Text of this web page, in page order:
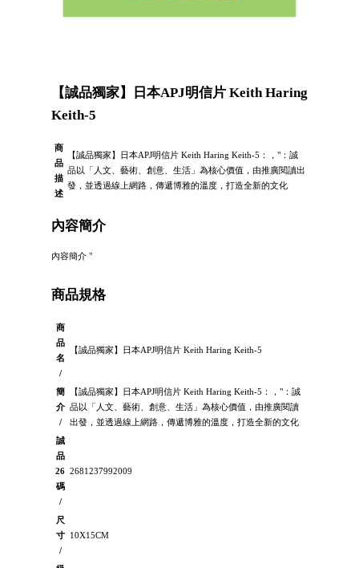
【誠品獨家】日本APJ明信片 Keith Haring
Keith-5
商
品
描
述
【誠品獨家】日本APJ明信片 Keith Haring Keith-5：，"：誠
品以「人文、藝術、創意、生活」為核心價值，由推廣閱讀出
發，並透過線上網路，傳遞博雅的溫度，打造全新的文化
內容簡介
內容簡介 "
商品規格
商
品
名
/
【誠品獨家】日本APJ明信片 Keith Haring Keith-5
簡
介
/
【誠品獨家】日本APJ明信片 Keith Haring Keith-5：，"：誠
品以「人文、藝術、創意、生活」為核心價值，由推廣閱讀
出發，並透過線上網路，傳遞博雅的溫度，打造全新的文化
誠
品
26
碼
/
2681237992009
尺
寸
/
10X15CM